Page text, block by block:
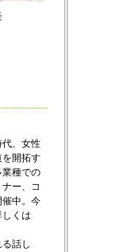
代、女性
を開拓す
業種での
ー、コ
催中。今
くは
話し